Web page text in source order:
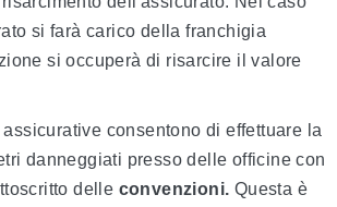
si farà carico della franchigia
si occuperà di risarcire il valore
consentono di effettuare la
danneggiati presso delle officine con
delle convenzioni. Questa è